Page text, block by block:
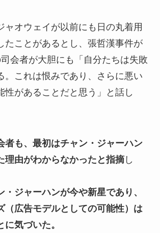
ャオウェイが以前にも日の丸着用
たことがあるとし、張哲漢事件が
会者が大胆にも「自分たちは失敗
。これは恨みであり、さらに悪い
性があることだと思う」と話し
者も、最初はチャン・ジャーハン
理由がわからなかったと指摘し
・ジャーハンが今や新星であり、
（広告モデルとしての可能性）は
気づいた。